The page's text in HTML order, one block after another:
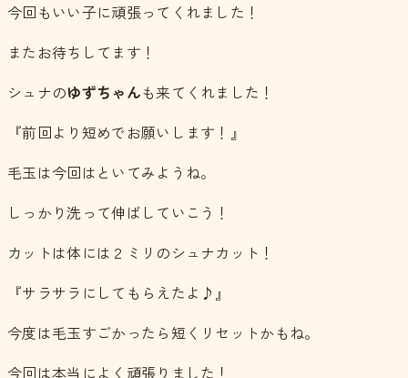
今回もいい子に頑張ってくれました！
またお待ちしてます！
シュナのゆずちゃんも来てくれました！
『前回より短めでお願いします！』
毛玉は今回はといてみようね。
しっかり洗って伸ばしていこう！
カットは体には２ミリのシュナカット！
『サラサラにしてもらえたよ♪』
今度は毛玉すごかったら短くリセットかもね。
今回は本当によく頑張りました！